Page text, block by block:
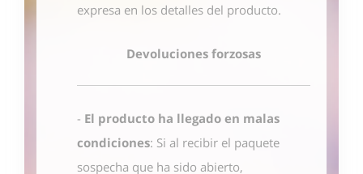
expresa en los detalles del producto.
Devoluciones forzosas
- El producto ha llegado en malas
condiciones: Si al recibir el paquete
sospecha que ha sido abierto,